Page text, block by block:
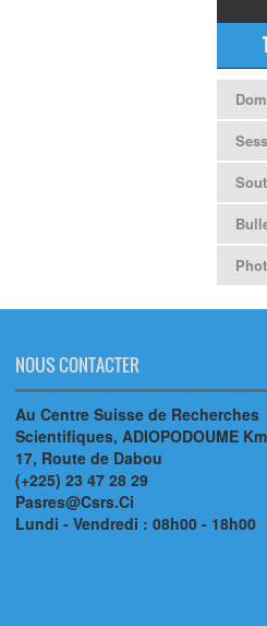
NOUS CONTACTER
Au Centre Suisse de Recherches
Scientifiques, ADIOPODOUME Km
17, Route de Dabou
(+225) 23 47 28 29
Pasres@Csrs.Ci
Lundi - Vendredi : 08h00 - 18h00